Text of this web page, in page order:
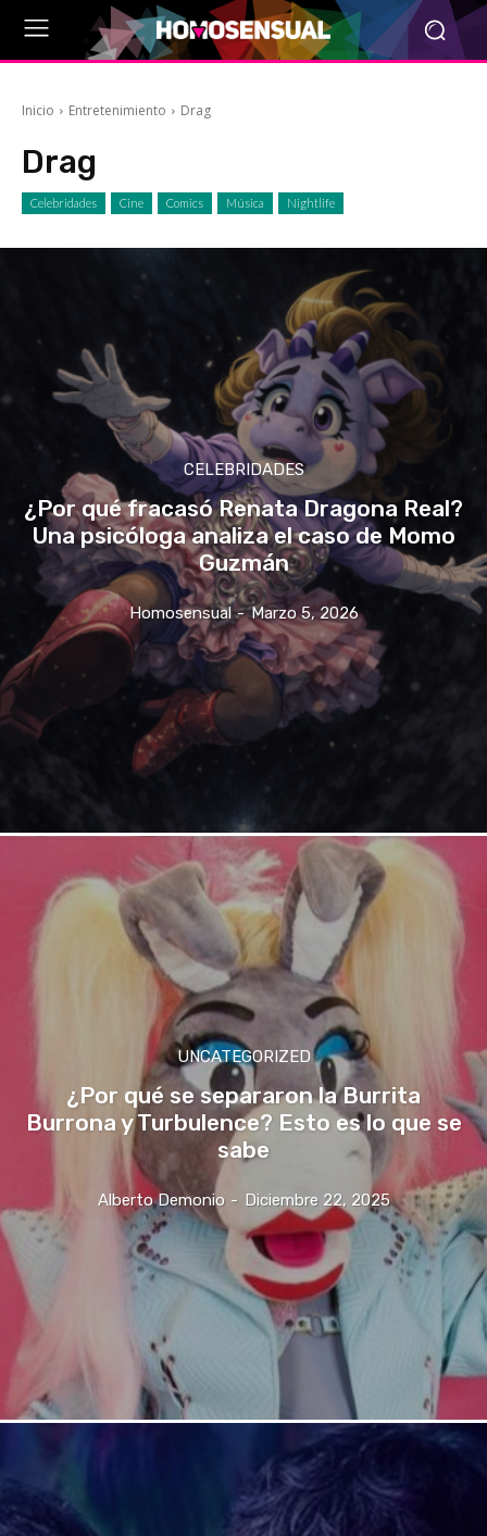
Inicio Entretenimiento Drag
Drag
Celebridades Cine Comics Música Nightlife
CELEBRIDADES
¿Por qué fracasó Renata Dragona Real?
Una psicóloga analiza el caso de Momo
Guzmán
Homosensual - Marzo 5, 2026
UNCATEGORIZED
¿Por qué se separaron la Burrita
Burrona y Turbulence? Esto es lo que se
sabe
Alberto Demonio - Diciembre 22, 2025